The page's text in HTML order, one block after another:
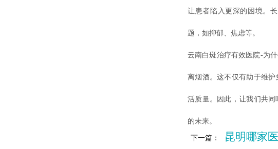
让患者陷入更深的困境。
题，如抑郁、焦虑等。
云南白斑治疗有效医院-为
离烟酒。这不仅有助于维
活质量。因此，让我们共
的未来。
下一篇： 昆明哪家医